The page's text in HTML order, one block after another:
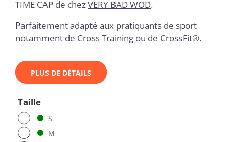
TIME CAP de chezVERY BAD WOD.
Parfaitement adapté aux pratiquants de sport
notamment de Cross Training ou de CrossFit®.
PLUS DE DÉTAILS
Taille
S
M